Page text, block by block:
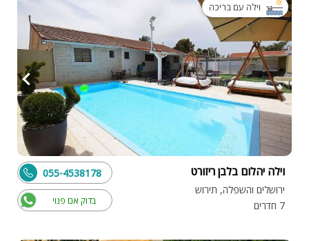
וילה עם בריכה
וילה יהלום בלבן ריזורט
ירושלים והשפלה, תירוש
7 חדרים
בדוק אם פנוי
055-4538178